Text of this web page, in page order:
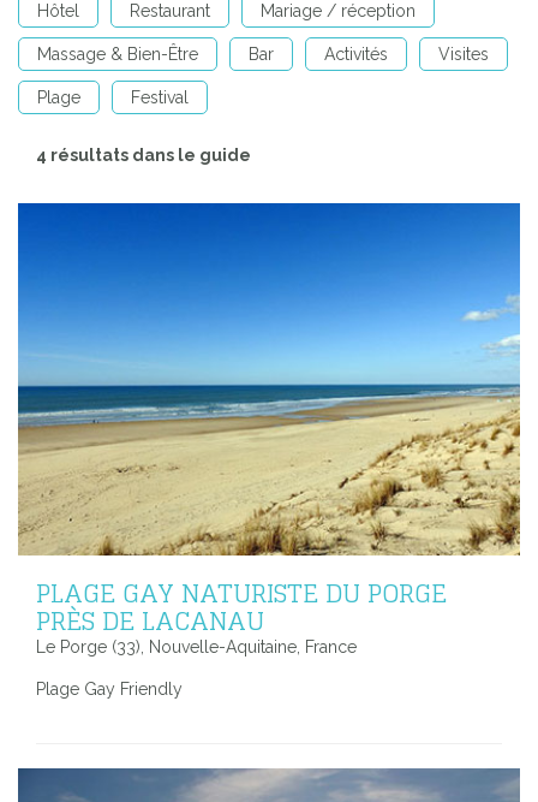
Hôtel Restaurant Mariage / réception
Massage & Bien-Être Bar Activités Visites
Plage Festival
4 résultats dans le guide
PLAGE GAY NATURISTE DU PORGE
PRÈS DE LACANAU
Le Porge (33), Nouvelle-Aquitaine, France
Plage Gay Friendly